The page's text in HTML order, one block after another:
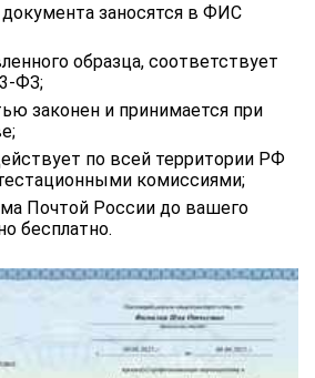
заносятся в ФИС
образца, соответствует
ФЗ;
законен и принимается при
по всей территории РФ
комиссиями;
Почтой России до вашего
бесплатно.